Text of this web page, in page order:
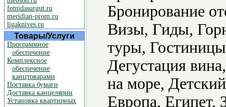
femidasurgut.ru
meridian-prom.ru
ligaknives.ru
Товары/Услуги
Программное
обеспечение
Комплексное
обеспечение
канцтоварами
Поставка бумаги
Доставка канцелярии
Установка квартирных
Бронирование
Визы, Гиды,
туры,
Дегустация
на море,
Европа, Египет,